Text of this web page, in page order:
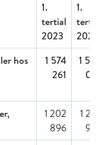
1.
tertial
2023
1.
2024
hos
1 574
261
1
1 202
896
1